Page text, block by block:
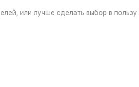
или лучше сделать выбор в